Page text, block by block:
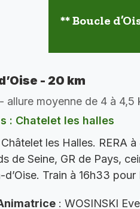
** Boucle
- 20 km
allure moyenne de 4 à 4,5
: Chatelet les halles
les Halles. RERA
de Seine, GR de Pays,
Train à 16h33 pour
: WOSINSKI